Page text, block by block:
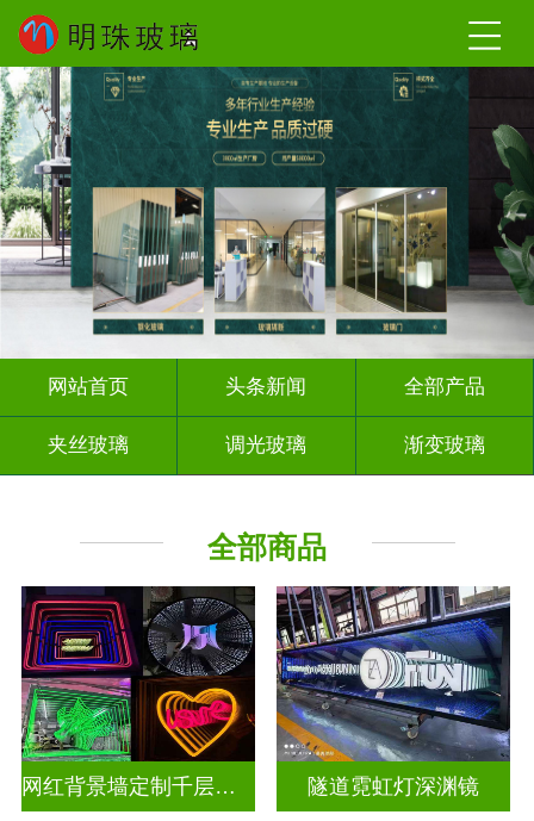
网站首页 头条新闻 全部产品
夹丝玻璃 调光玻璃 渐变玻璃
其它玻璃
全部商品
网红背景墙定制千层镜深渊镜 隧道霓虹灯深渊镜